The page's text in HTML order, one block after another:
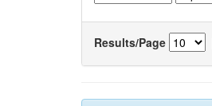
Results/Page